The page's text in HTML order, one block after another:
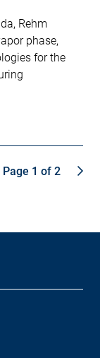
Rehm
phase,
for the
Page 1 of 2